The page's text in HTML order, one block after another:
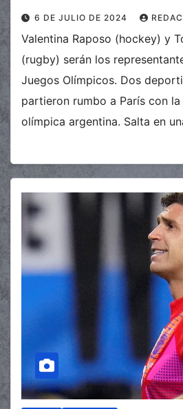
6 DE JULIO DE 2024
Valentina Raposo (hockey) y
(rugby) serán los
Juegos Olímpicos. Dos
partieron rumbo a París con
olímpica argentina. Salta en